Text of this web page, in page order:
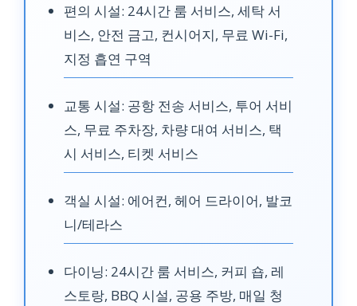
편의 시설: 24시간 룸 서비스, 세탁 서
비스, 안전 금고, 컨시어지, 무료 Wi-Fi,
지정 흡연 구역
교통 시설: 공항 전송 서비스, 투어 서비
스, 무료 주차장, 차량 대여 서비스, 택
시 서비스, 티켓 서비스
객실 시설: 에어컨, 헤어 드라이어, 발코
니/테라스
다이닝: 24시간 룸 서비스, 커피 숍, 레
스토랑, BBQ 시설, 공용 주방, 매일 청